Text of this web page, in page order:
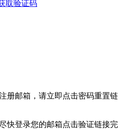
取验证码
册邮箱，请立即点击密码重置链
快登录您的邮箱点击验证链接完